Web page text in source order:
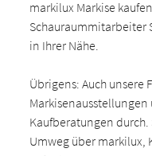
markilux Markise
Schauraummitarbeiter
in Ihrer Nähe.
Übrigens: Auch unsere
Kaufberatungen
Umweg über markilux,